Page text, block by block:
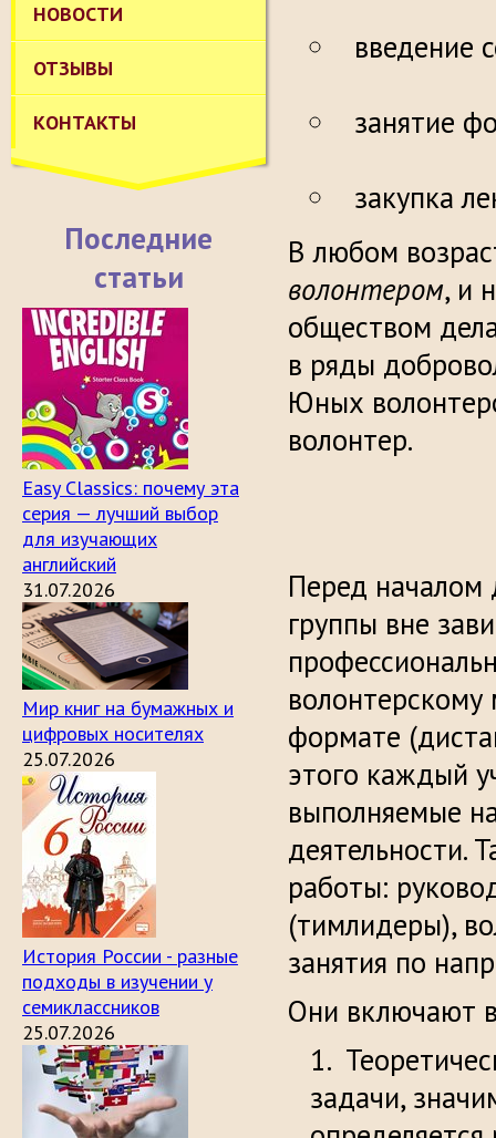
НОВОСТИ
ОТЗЫВЫ
КОНТАКТЫ
Последние
статьи
Easy Classics: почему эта
серия — лучший выбор
для изучающих
английский
31.07.2026
Мир книг на бумажных и
цифровых носителях
25.07.2026
История России - разные
подходы в изучении у
семиклассников
25.07.2026
закупка
В любом
волонтером, и
обществом
в ряды
Юных
волонтер.
Перед началом
группы вне
формате
этого каждый
выполняемые
деятельности.
работы:
(тимлидеры),
занятия по
Они включают
задачи,